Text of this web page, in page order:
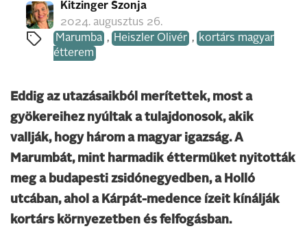
Kitzinger Szonja
2024. augusztus 26.
Marumba , Heiszler Olivér , kortárs magyar
étterem
Eddig az utazásaikból merítettek, most a
gyökereihez nyúltak a tulajdonosok, akik
vallják, hogy három a magyar igazság. A
Marumbát, mint harmadik éttermüket nyitották
meg a budapesti zsidónegyedben, a Holló
utcában, ahol a Kárpát-medence ízeit kínálják
kortárs környezetben és felfogásban.